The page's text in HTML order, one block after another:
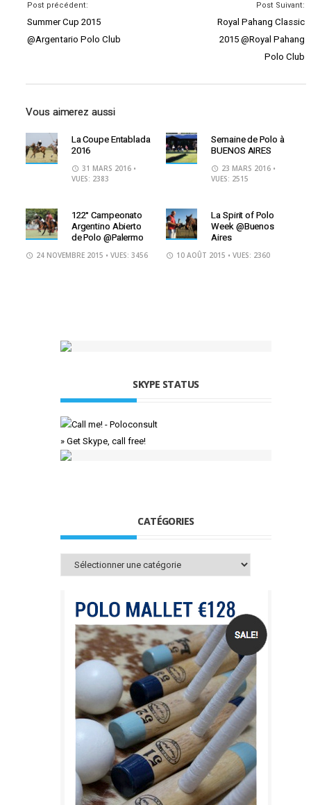
Post précédent:
Summer Cup 2015
@Argentario Polo Club
Post Suivant:
Royal Pahang Classic
2015 @Royal Pahang
Polo Club
Vous aimerez aussi
La Coupe Entablada
2016
31 MARS 2016 •
VUES: 2383
Semaine de Polo à
BUENOS AIRES
23 MARS 2016 •
VUES: 2515
122° Campeonato
Argentino Abierto
de Polo @Palermo
24 NOVEMBRE 2015 • VUES: 3456
La Spirit of Polo
Week @Buenos
Aires
10 AOÛT 2015 • VUES: 2360
SKYPE STATUS
» Get Skype, call free!
CATÉGORIES
Catégories